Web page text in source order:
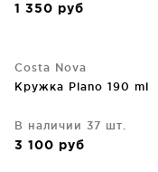
1 350 руб
Costa Nova
Кружка Plano 190 ml
В наличии 37 шт.
3 100 руб